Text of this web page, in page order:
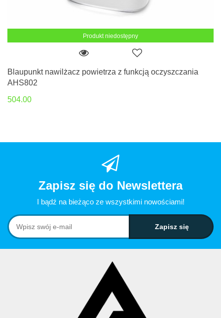
Produkt niedostępny
Blaupunkt nawilżacz powietrza z funkcją oczyszczania
AHS802
504.00
Zapisz się do Newslettera
I bądź na bieżąco ze wszystkimi nowościami!